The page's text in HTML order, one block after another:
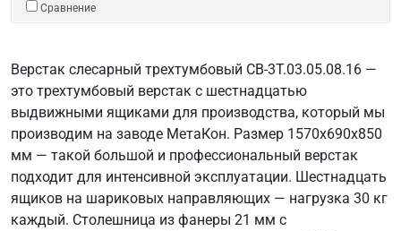
Сравнение
Верстак слесарный трехтумбовый СВ-3Т.03.05.08.16 —
это трехтумбовый верстак с шестнадцатью
выдвижными ящиками для производства, который мы
производим на заводе МетаКон. Размер 1570х690х850
мм — такой большой и профессиональный верстак
подходит для интенсивной эксплуатации. Шестнадцать
ящиков на шариковых направляющих — нагрузка 30 кг
каждый. Столешница из фанеры 21 мм с